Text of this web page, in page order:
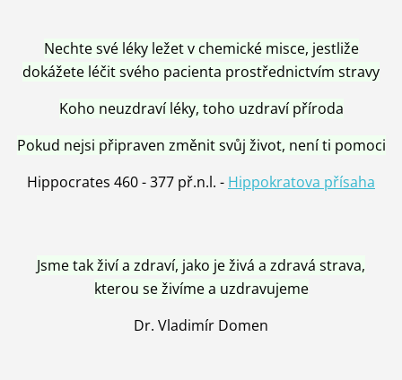
Nechte své léky ležet v chemické misce, jestliže
dokážete léčit svého pacienta prostřednictvím stravy
Koho neuzdraví léky, toho uzdraví příroda
Pokud nejsi připraven změnit svůj život, není ti pomoci
Hippocrates 460 - 377 př.n.l. - Hippokratova přísaha
Jsme tak živí a zdraví, jako je živá a zdravá strava,
kterou se živíme a uzdravujeme
Dr. Vladimír Domen